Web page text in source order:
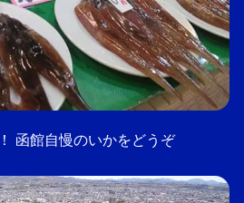
函館自慢のいかをどうぞ